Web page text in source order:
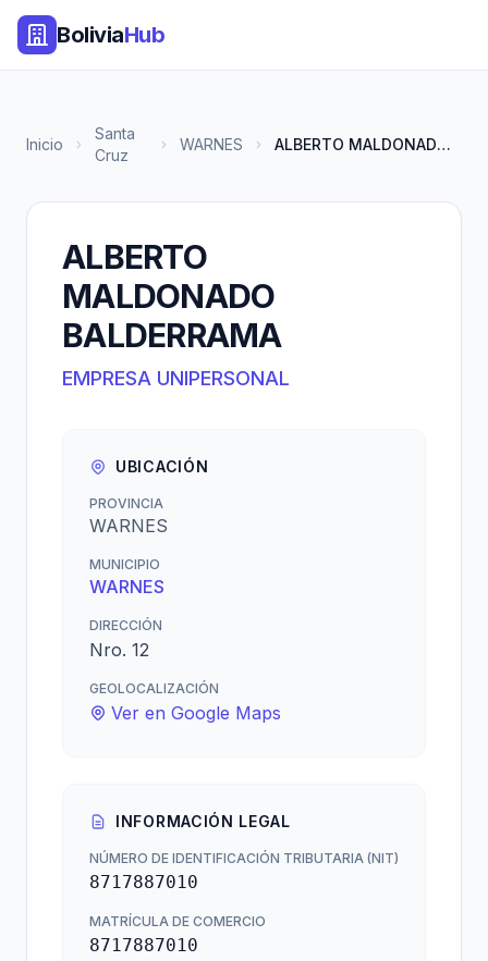
BoliviaHub
Inicio
Santa
Cruz
WARNES ALBERTO MALDONADO BALDERRAMA
ALBERTO
MALDONADO
BALDERRAMA
EMPRESA UNIPERSONAL
UBICACIÓN
PROVINCIA
WARNES
MUNICIPIO
WARNES
DIRECCIÓN
Nro. 12
GEOLOCALIZACIÓN
Ver en Google Maps
INFORMACIÓN LEGAL
NÚMERO DE IDENTIFICACIÓN TRIBUTARIA (NIT)
8717887010
MATRÍCULA DE COMERCIO
8717887010